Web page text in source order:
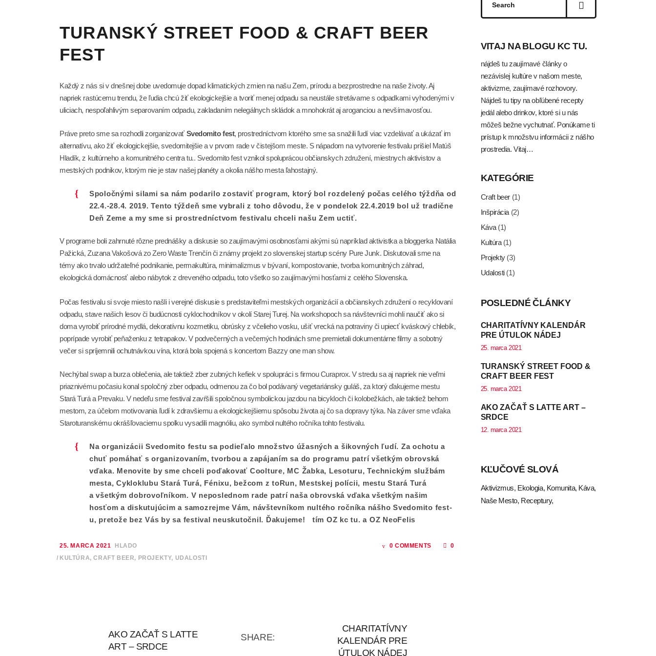
TURANSKÝ STREET FOOD & CRAFT BEER
FEST
Každý z nás si v dnešnej dobe uvedomuje dopad klimatických zmien na našu Zem, prírodu a bezprostredne na naše životy. Aj
napriek rastúcemu trendu, že ľudia chcú žiť ekologickejšie a tvoriť menej odpadu sa neustále stretávame s odpadkami vyhodenými v
uliciach, nespoľahlivým separovaním odpadu, zakladaním nelegálnych skládok a mnohokrát aj aroganciou a nevšímavosťou.
Práve preto sme sa rozhodli zorganizovať Svedomito fest, prostredníctvom ktorého sme sa snažili ľudí viac vzdelávať a ukázať im
alternatívu, ako žiť ekologickejšie, svedomitejšie a v prvom rade v čistejšom meste. S nápadom na vytvorenie festivalu prišiel Matúš
Hladík, z kultúrneho a komunitného centra tu.. Svedomito fest vznikol spoluprácou občianskych združení, miestnych aktivistov a
mestských podnikov, ktorým nie je stav našej planéty a okolia nášho mesta ľahostajný.
Spoločnými silami sa nám podarilo zostaviť program, ktorý bol rozdelený počas celého týždňa od
22.4.-28.4. 2019. Tento týždeň sme vybrali z toho dôvodu, že v pondelok 22.4.2019 bol už tradične
Deň Zeme a my sme si prostredníctvom festivalu chceli našu Zem uctiť.
V programe boli zahrnuté rôzne prednášky a diskusie so zaujímavými osobnosťami akými sú napríklad aktivistka a bloggerka Natália
Pažická, Zuzana Vakošová zo Zero Waste Trenčín či známy projekt zo slovenskej startup scény Pure Junk. Diskutovali sme na
témy ako trvalo udržateľné podnikanie, permakultúra, minimalizmus v bývaní, kompostovanie, tvorba komunitných záhrad,
ekologická domácnosť alebo nábytok z dreveného odpadu, toto všetko so zaujímavými hosťami z celého Slovenska.
Počas festivalu si svoje miesto našli i verejné diskusie s predstaviteľmi mestských organizácií a občianskych združení o recyklovaní
odpadu, stave našich lesov či budúcnosti cyklochodníkov v okolí Starej Turej. Na workshopoch sa návštevníci mohli naučiť ako si
doma vyrobiť prírodné mydlá, dekoratívnu kozmetiku, obrúsky z včelieho vosku, ušiť vrecká na potraviny či upiecť kváskový chlebík,
poprípade vyrobiť peňaženku z tetrapakov. V podvečerných a večerných hodinách sme premietali dokumentárne filmy a sobotný
večer si spríjemnili ochutnávkou vína, ktorá bola spojená s koncertom Bazzy one man show.
Nechýbal swap a burza oblečenia, ale taktiež zber zubných kefiek v spolupráci s firmou Curaprox. V stredu sa aj napriek nie veľmi
priaznivému počasiu konal spoločný zber odpadu, odmenou za čo bol podávaný vegetariánsky guláš, za ktorý ďakujeme mestu
Stará Turá a Prevaku. V nedeľu sme festival zavŕšili spoločnou symbolickou jazdou na bicykloch či kolobežkách, ale taktiež behom
mestom, za účelom motivovania ľudí k zdravšiemu a ekologickejšiemu spôsobu života aj čo sa dopravy týka. Na záver sme vďaka
Staroturanskému okrášľovaciemu spolku vysadili magnóliu, ako symbol nultého ročníka tohto festivalu.
Na organizácii Svedomito festu sa podieľalo množstvo úžasných a šikovných ľudí. Za ochotu a
chuť pomáhať s organizovaním, tvorbou a zapájaním sa do programu patrí všetkým obrovská
vďaka. Menovite by sme chceli poďakovať Coolture, MC Žabka, Lesoturu, Technickým službám
mesta, Cykloklubu Stará Turá, Fénixu, bežcom z toRun, Mestskej polícii, mestu Stará Turá
a všetkým dobrovoľníkom. V neposlednom rade patrí naša obrovská vďaka všetkým našim
hosťom a diskutujúcim a samozrejme Vám, návštevníkom nultého ročníka nášho Svedomito fest-
u, pretože bez Vás by sa festival neuskutočnil. Ďakujeme! tím OZ kc tu. a OZ NeoFelis
25. MARCA 2021
HLADO
KULTÚRA,CRAFT BEER, PROJEKTY, UDALOSTI
0 COMMENTS 0
AKO ZAČAŤ S LATTE
ART – SRDCE
SHARE:
CHARITATÍVNY
KALENDÁR PRE
ÚTULOK NÁDEJ
VITAJ NA BLOGU KC TU.
nájdeš tu zaujímavé články o
nezávislej kultúre v našom meste,
aktivizme, zaujímavé rozhovory.
Nájdeš tu tipy na obľúbené recepty
jedál alebo drinkov, ktoré si u nás
môžeš bežne vychutnať. Ponúkame ti
prístup k množstvu informácii z nášho
prostredia. Vitaj…
KATEGÓRIE
Craft beer (1)
Inšpirácia (2)
Káva(1)
Kultúra(1)
Projekty(3)
Udalosti(1)
POSLEDNÉ ČLÁNKY
CHARITATÍVNY KALENDÁR
PRE ÚTULOK NÁDEJ
25. marca 2021
TURANSKÝ STREET FOOD &
CRAFT BEER FEST
25. marca 2021
AKO ZAČAŤ S LATTE ART –
SRDCE
12. marca 2021
KĽUČOVÉ SLOVÁ
Aktivizmus Ekologia Komunita Káva
Naše Mesto Receptury